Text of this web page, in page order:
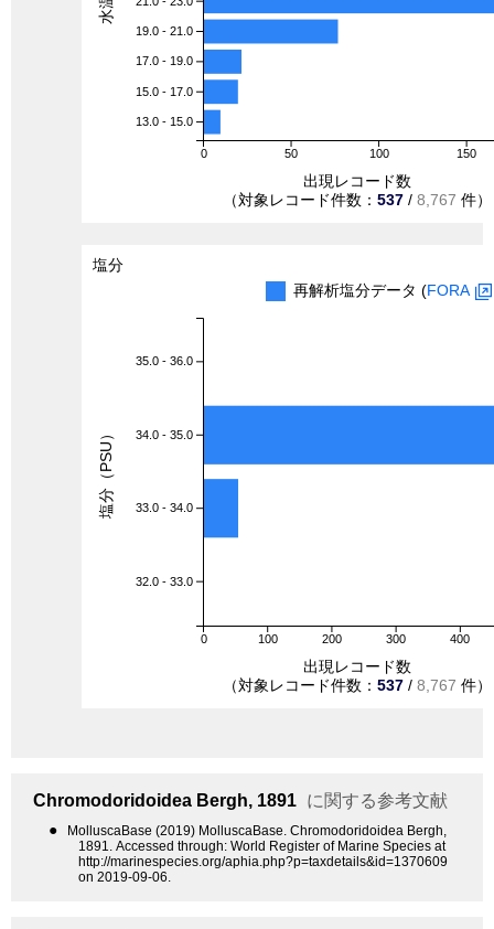
0 50 100 150
19.0 - 21.0
17.0 - 19.0
15.0 - 17.0
13.0 - 15.0
出現レコード数
（対象レコード件数： 537 / 8,767 件）
塩分
再解析塩分データ (FORA
0 100 200 300 400
35.0 - 36.0
34.0 - 35.0
33.0 - 34.0
32.0 - 33.0
出現レコード数
（対象レコード件数： 537 / 8,767 件）
塩分（PSU）
Chromodoridoidea Bergh, 1891 に関する参考文献
●
MolluscaBase (2019) MolluscaBase. Chromodoridoidea Bergh,
1891. Accessed through: World Register of Marine Species at
http://marinespecies.org/aphia.php?p=taxdetails&id=1370609
on 2019-09-06.